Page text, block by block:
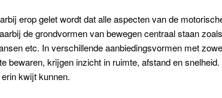
erop gelet wordt dat alle aspecten van de
de grondvormen van bewegen centraal staan
etc. In verschillende aanbiedingsvormen met
bewaren, krijgen inzicht in ruimte, afstand en snelheid.
kwijt kunnen.